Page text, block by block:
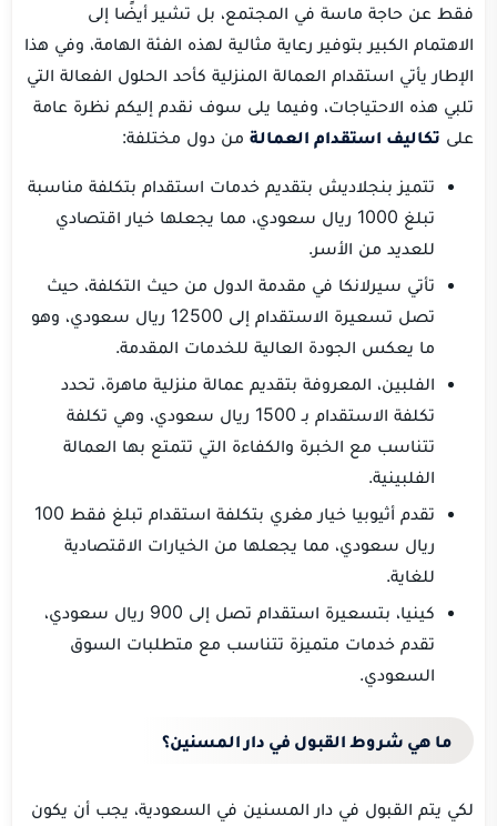
فقط عن حاجة ماسة في المجتمع، بل تشير أيضًا إلى
الاهتمام الكبير بتوفير رعاية مثالية لهذه الفئة الهامة، وفي هذا
الإطار يأتي استقدام العمالة المنزلية كأحد الحلول الفعالة التي
تلبي هذه الاحتياجات، وفيما يلى سوف نقدم إليكم نظرة عامة
على تكاليف استقدام العمالة من دول مختلفة:
تتميز بنجلاديش بتقديم خدمات استقدام بتكلفة مناسبة
تبلغ 1000 ريال سعودي، مما يجعلها خيار اقتصادي
للعديد من الأسر.
تأتي سيرلانكا في مقدمة الدول من حيث التكلفة، حيث
تصل تسعيرة الاستقدام إلى 12500 ريال سعودي، وهو
ما يعكس الجودة العالية للخدمات المقدمة.
الفلبين، المعروفة بتقديم عمالة منزلية ماهرة، تحدد
تكلفة الاستقدام بـ 1500 ريال سعودي، وهي تكلفة
تتناسب مع الخبرة والكفاءة التي تتمتع بها العمالة
الفلبينية.
تقدم أثيوبيا خيار مغري بتكلفة استقدام تبلغ فقط 100
ريال سعودي، مما يجعلها من الخيارات الاقتصادية
للغاية.
كينيا، بتسعيرة استقدام تصل إلى 900 ريال سعودي،
تقدم خدمات متميزة تتناسب مع متطلبات السوق
السعودي.
ما هي شروط القبول في دار المسنين؟
لكي يتم القبول في دار المسنين في السعودية، يجب أن يكون